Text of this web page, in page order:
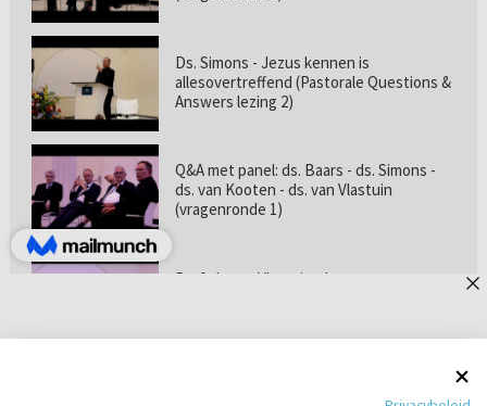
Ds. Simons - Jezus kennen is
allesovertreffend (Pastorale Questions &
Answers lezing 2)
Q&A met panel: ds. Baars - ds. Simons -
ds. van Kooten - ds. van Vlastuin
(vragenronde 1)
Prof. dr. van Vlastuin - Is